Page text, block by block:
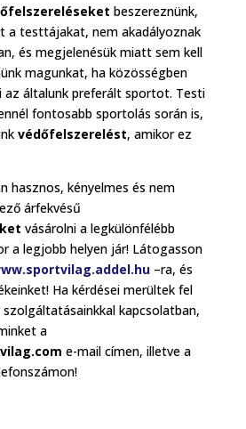
beszereznünk,
a testtájakat, nem akadályoznak
és megjelenésük miatt sem kell
magunkat, ha közösségben
az általunk preferált sportot. Testi
fontosabb sportolás során is,
védőfelszerelést, amikor ez
hasznos, kényelmes és nem
árfekvésű
vásárolni a legkülönfélébb
a legjobb helyen jár! Látogasson
–ra, és
Ha kérdései merültek fel
kapcsolatban,
a
e-mail címen, illetve a